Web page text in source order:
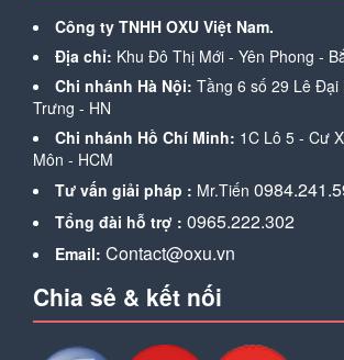
Công ty TNHH OXU Việt Nam.
Địa chỉ: Khu Đô Thị Mới - Yên Phong -
Chi nhánh Hà Nội: Tầng 6 số 29 Lê Đại
Trưng - HN
Chi nhánh Hồ Chí Minh: 1C Lô 5 - Cư
Môn - HCM
Tư vấn giải pháp : Mr.Tiến
Tổng đài hỗ trợ : 0965.222.302
Email: Contact@oxu.vn
Chia sẻ & kết nối